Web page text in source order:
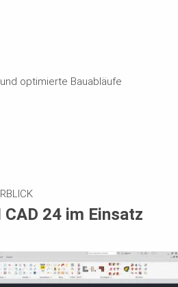
optimierte Bauabläufe
24 im Einsatz